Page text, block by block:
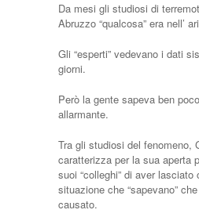
Da mesi gli studiosi di
Abruzzo “qualcosa” era nell’
Gli “esperti” vedevano i dati
giorni.
Però la gente sapeva ben
allarmante.
Tra gli studiosi del fenomeno,
caratterizza per la sua aperta
suoi “colleghi” di aver lasciato
situazione che “sapevano”
causato.